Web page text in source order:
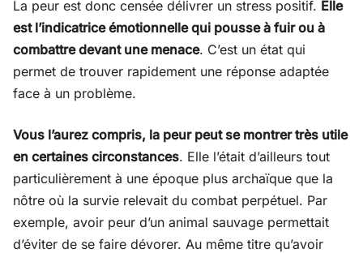
La peur est donc censée délivrer un stress positif. Elle
est l’indicatrice émotionnelle qui pousse à fuir ou à
combattre devant une menace. C’est un état qui
permet de trouver rapidement une réponse adaptée
face à un problème.
Vous l’aurez compris, la peur peut se montrer très utile
en certaines circonstances. Elle l’était d’ailleurs tout
particulièrement à une époque plus archaïque que la
nôtre où la survie relevait du combat perpétuel. Par
exemple, avoir peur d’un animal sauvage permettait
d’éviter de se faire dévorer. Au même titre qu’avoir